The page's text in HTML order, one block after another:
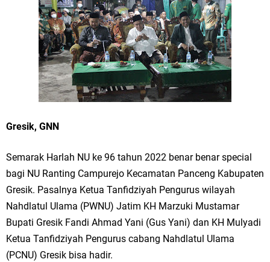
Tumpeng Nasi Krawu Pecahkan Rekor MURI, KWGe Angkat Kuliner
Gresik ke Panggung Dunia
FOZ Jatim, BAZNAS, dan Kemenag Salurkan 22.456 Bingkisan Lebaran
Yatim Serentak di Berbagai Daerah di Jawa Timur
Bupati Gresik Gus Yani Resmikan Kantor Desa Sidoraharjo: Simbol
Komitmen Pelayanan Publik dan Kepedulian Sosial
Optik Merlin Donasikan Rp10,36 Juta, Perkuat Keberlanjutan Program
JKNN
Ruwatan Malam Satu Suro di Dusun Kedungsekar Lor, Tradisi Luhur
yang Terus Istiqomah
Gresik, GNN
Semarak Harlah NU ke 96 tahun 2022 benar benar special
bagi NU Ranting Campurejo Kecamatan Panceng Kabupaten
Gresik. Pasalnya Ketua Tanfidziyah Pengurus wilayah
Nahdlatul Ulama (PWNU) Jatim KH Marzuki Mustamar
Bupati Gresik Fandi Ahmad Yani (Gus Yani) dan KH Mulyadi
Ketua Tanfidziyah Pengurus cabang Nahdlatul Ulama
(PCNU) Gresik bisa hadir.